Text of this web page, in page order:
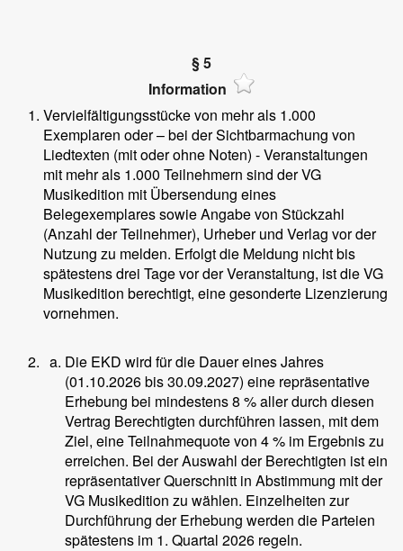
§ 5
Information
Vervielfältigungsstücke von mehr als 1.000
Exemplaren oder – bei der Sichtbarmachung von
Liedtexten (mit oder ohne Noten) - Veranstaltungen
mit mehr als 1.000 Teilnehmern sind der VG
Musikedition mit Übersendung eines
Belegexemplares sowie Angabe von Stückzahl
(Anzahl der Teilnehmer), Urheber und Verlag vor der
Nutzung zu melden. Erfolgt die Meldung nicht bis
spätestens drei Tage vor der Veranstaltung, ist die VG
Musikedition berechtigt, eine gesonderte Lizenzierung
vornehmen.
Die EKD wird für die Dauer eines Jahres
(01.10.2026 bis 30.09.2027) eine repräsentative
Erhebung bei mindestens 8 % aller durch diesen
Vertrag Berechtigten durchführen lassen, mit dem
Ziel, eine Teilnahmequote von 4 % im Ergebnis zu
erreichen. Bei der Auswahl der Berechtigten ist ein
repräsentativer Querschnitt in Abstimmung mit der
VG Musikedition zu wählen. Einzelheiten zur
Durchführung der Erhebung werden die Parteien
spätestens im 1. Quartal 2026 regeln.